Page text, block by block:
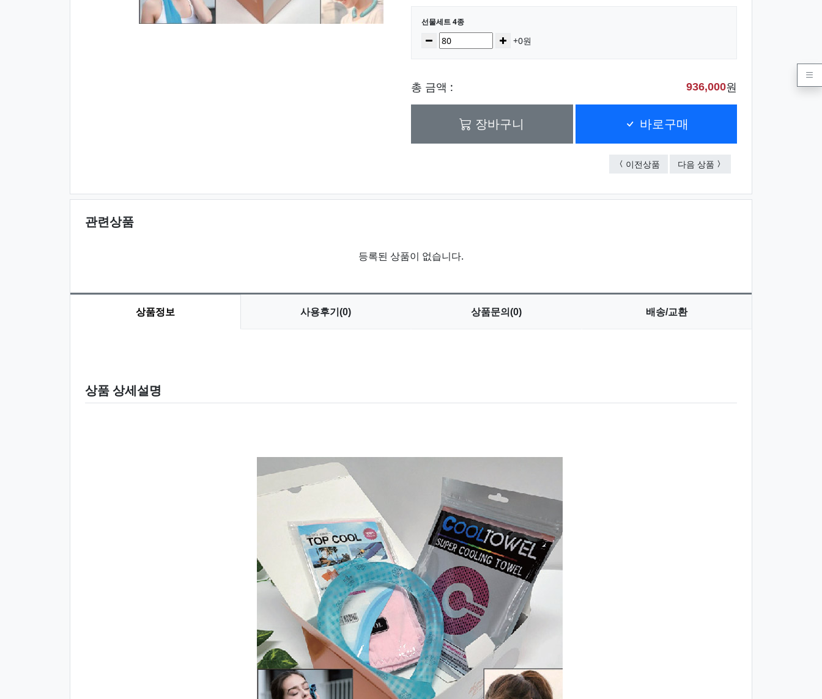
선택된 옵션
선물세트 4종
수량감소 증가+0원
총 금액 : 936,000원
장바구니 바로구매
이전상품 KF94 마스크-칼라인쇄
다음 상품 쿨토시+쿨스카프
관련상품
등록된 상품이 없습니다.
상품정보 사용후기(0) 상품문의(0) 배송/교환
상품 상세설명